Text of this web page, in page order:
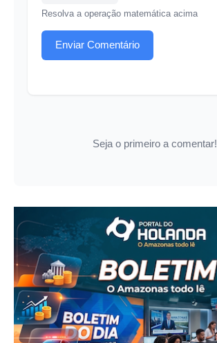
Resolva a operação matemática acima
Enviar Comentário
Seja o primeiro a comentar!